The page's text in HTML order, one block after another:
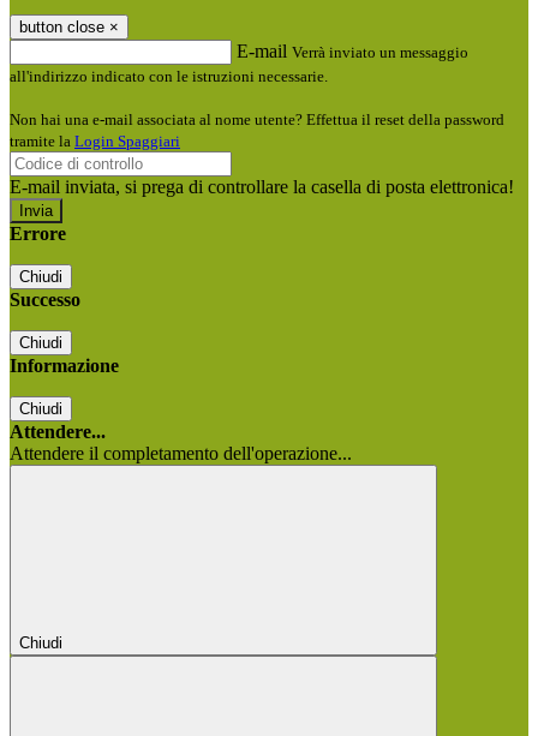
button close ×
E-mail Verrà inviato un messaggio
all'indirizzo indicato con le istruzioni necessarie.
Non hai una e-mail associata al nome utente? Effettua il reset della password
tramite la Login Spaggiari
E-mail inviata, si prega di controllare la casella di posta elettronica!
Errore
Chiudi
Successo
Chiudi
Informazione
Chiudi
Attendere...
Attendere il completamento dell'operazione...
Chiudi